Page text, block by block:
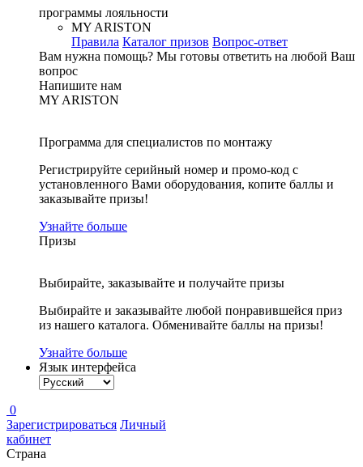
программы лояльности
MY ARISTON
Правила Каталог призов Вопрос-ответ
Вам нужна помощь? Мы готовы ответить на любой Ваш
вопрос
Напишите нам
MY ARISTON
Программа для специалистов по монтажу
Регистрируйте серийный номер и промо-код с
установленного Вами оборудования, копите баллы и
заказывайте призы!
Узнайте больше
Призы
Выбирайте, заказывайте и получайте призы
Выбирайте и заказывайте любой понравившейся приз
из нашего каталога. Обменивайте баллы на призы!
Узнайте больше
Язык интерфейса
0
Зарегистрироваться Личный
кабинет
Страна